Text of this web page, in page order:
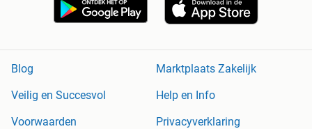
Blog
Marktplaats Zakelijk
Veilig en Succesvol
Help en Info
Voorwaarden
Privacyverklaring